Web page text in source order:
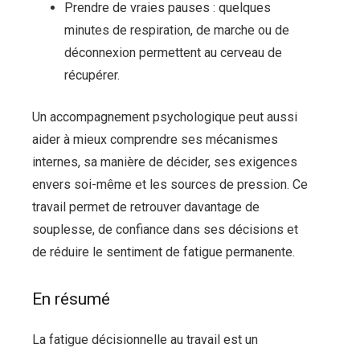
Prendre de vraies pauses : quelques
minutes de respiration, de marche ou de
déconnexion permettent au cerveau de
récupérer.
Un accompagnement psychologique peut aussi
aider à mieux comprendre ses mécanismes
internes, sa manière de décider, ses exigences
envers soi-même et les sources de pression. Ce
travail permet de retrouver davantage de
souplesse, de confiance dans ses décisions et
de réduire le sentiment de fatigue permanente.
En résumé
La fatigue décisionnelle au travail est un